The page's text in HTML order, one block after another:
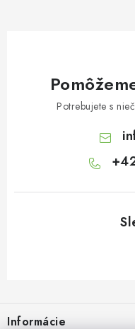
Potrebujete s
Informácie